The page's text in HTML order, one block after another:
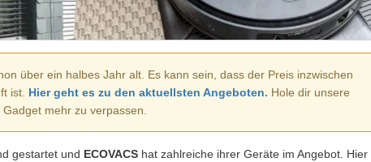
über ein halbes Jahr alt. Es kann sein, dass der Preis inzwischen
ist. Hier geht es zu den aktuellsten Angeboten. Hole dir unsere
Gadget mehr zu verpassen.
gestartet und ECOVACS hat zahlreiche ihrer Geräte im Angebot. Hier